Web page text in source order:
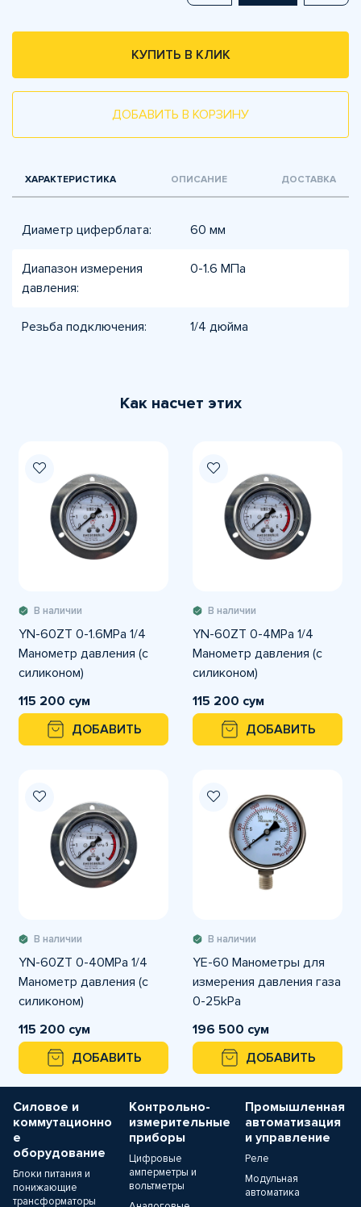
КУПИТЬ В КЛИК
ДОБАВИТЬ В КОРЗИНУ
ХАРАКТЕРИСТИКА ОПИСАНИЕ ДОСТАВКА
Диаметр циферблата: 60 мм
Диапазон измерения
давления:
0-1.6 МПа
Резьба подключения: 1/4 дюйма
Как насчет этих
В наличии
YN-60ZT 0-1.6MPа 1/4
Манометр давления (с
силиконом)
горизонтальное
подключение
115 200 сум
ДОБАВИТЬ
В наличии
YN-60ZT 0-4MPа 1/4
Манометр давления (с
силиконом)
горизонтальное
подключение
115 200 сум
ДОБАВИТЬ
В наличии
YN-60ZT 0-40MPа 1/4
Манометр давления (с
силиконом)
горизонтальное
подключение
115 200 сум
ДОБАВИТЬ
В наличии
YE-60 Манометры для
измерения давления газа
0-25kPa
196 500 сум
ДОБАВИТЬ
Силовое и
коммутационно
е
оборудование
Блоки питания и
понижающие
трансформаторы
Контрольно-
измерительные
приборы
Цифровые
амперметры и
вольтметры
Промышленная
автоматизация
и управление
Реле
Модульная
автоматика